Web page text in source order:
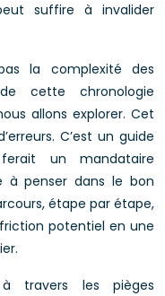
suffire à invalider
la complexité des
cette chronologie
allons explorer. Cet
C’est un guide
un mandataire
à penser dans le bon
étape par étape,
potentiel en une
travers les pièges